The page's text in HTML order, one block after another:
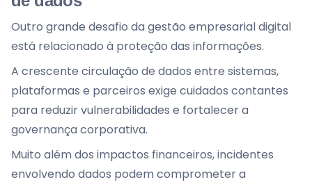
Outro grande desafio da gestão empresarial digital
está relacionado à proteção das informações.
A crescente circulação de dados entre sistemas,
plataformas e parceiros exige cuidados contantes
para reduzir vulnerabilidades e fortalecer a
governança corporativa.
Muito além dos impactos financeiros, incidentes
envolvendo dados podem comprometer a